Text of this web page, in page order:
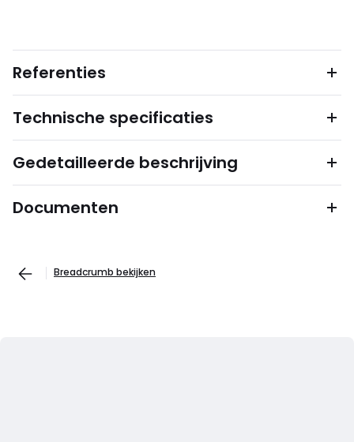
Referenties
Technische specificaties
Gedetailleerde beschrijving
Documenten
Breadcrumb bekijken